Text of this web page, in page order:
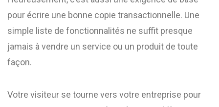
pour écrire une bonne copie transactionnelle. Une
simple liste de fonctionnalités ne suffit presque
jamais à vendre un service ou un produit de toute
façon.
Votre visiteur se tourne vers votre entreprise pour